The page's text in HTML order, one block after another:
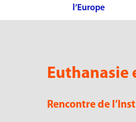
l’Europe
Euthanasie
Rencontre de